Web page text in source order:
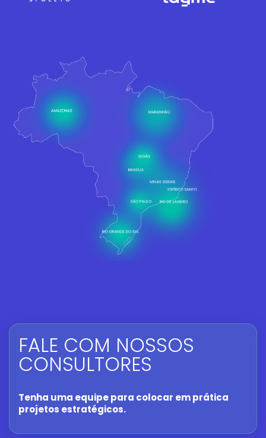
FALE COM NOSSOS
CONSULTORES
Tenha uma equipe para colocar em prática
projetos estratégicos.